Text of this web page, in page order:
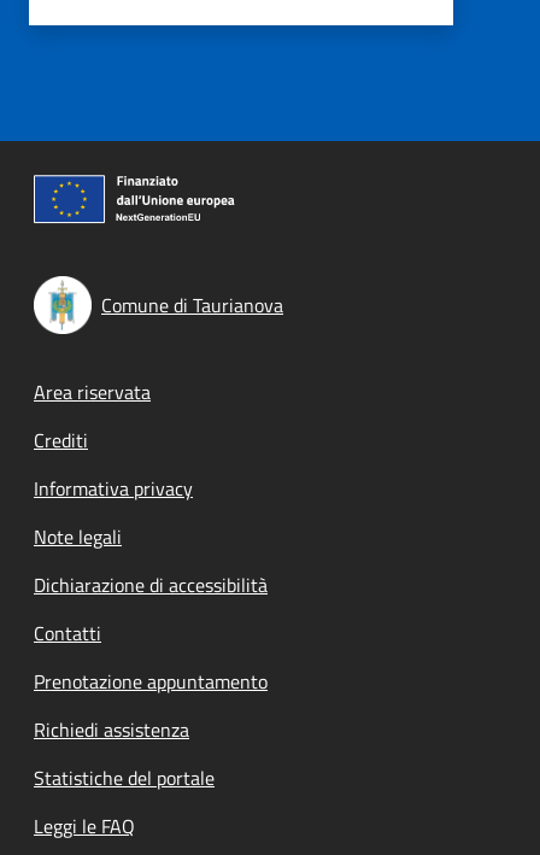
Comune di Taurianova
Footer menu
Area riservata
Crediti
Informativa privacy
Note legali
Dichiarazione di accessibilità
Contatti
Prenotazione appuntamento
Richiedi assistenza
Statistiche del portale
Leggi le FAQ